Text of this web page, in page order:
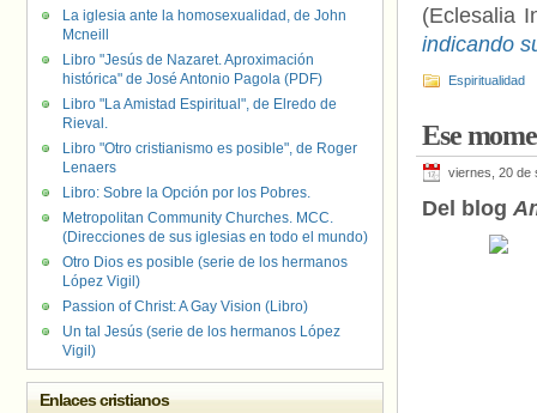
(Eclesalia
indicando
Espiritualidad
Ese
viernes, 20 de
Del blog
La iglesia ante la homosexualidad, de John
Mcneill
Libro "Jesús de Nazaret. Aproximación
histórica" de José Antonio Pagola (PDF)
Libro "La Amistad Espiritual", de Elredo de
Rieval.
Libro "Otro cristianismo es posible", de Roger
Lenaers
Libro: Sobre la Opción por los Pobres.
Metropolitan Community Churches. MCC.
(Direcciones de sus iglesias en todo el mundo)
Otro Dios es posible (serie de los hermanos
López Vigil)
Passion of Christ: A Gay Vision (Libro)
Un tal Jesús (serie de los hermanos López
Vigil)
Enlaces cristianos